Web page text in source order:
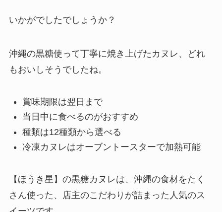
いかがでしたでしょうか？
沖縄の黒糖使って丁寧に焼き上げたカヌレ、どれ
もおいしそうでしたね。
賞味期限は翌日まで
当日中に食べるのがおすすめ
種類は12種類から選べる
冷凍カヌレはオーブントースターで加熱可能
【ほうき星】の黒糖カヌレは、沖縄の食材をたく
さん使った、店主のこだわりが詰まった人気のス